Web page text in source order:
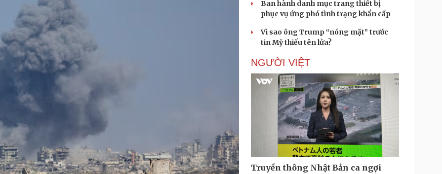
Ban hành danh mục trang thiết bị
phục vụ ứng phó tình trạng khẩn cấp
Vì sao ông Trump “nóng mặt” trước
tin Mỹ thiếu tên lửa?
NGƯỜI VIỆT
Truyền thông Nhật Bản ca ngợi